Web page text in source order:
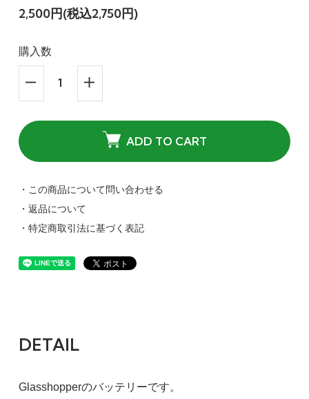
2,500円(税込2,750円)
購入数
ADD TO CART
・この商品について問い合わせる
・返品について
・特定商取引法に基づく表記
DETAIL
Glasshopperのバッテリーです。